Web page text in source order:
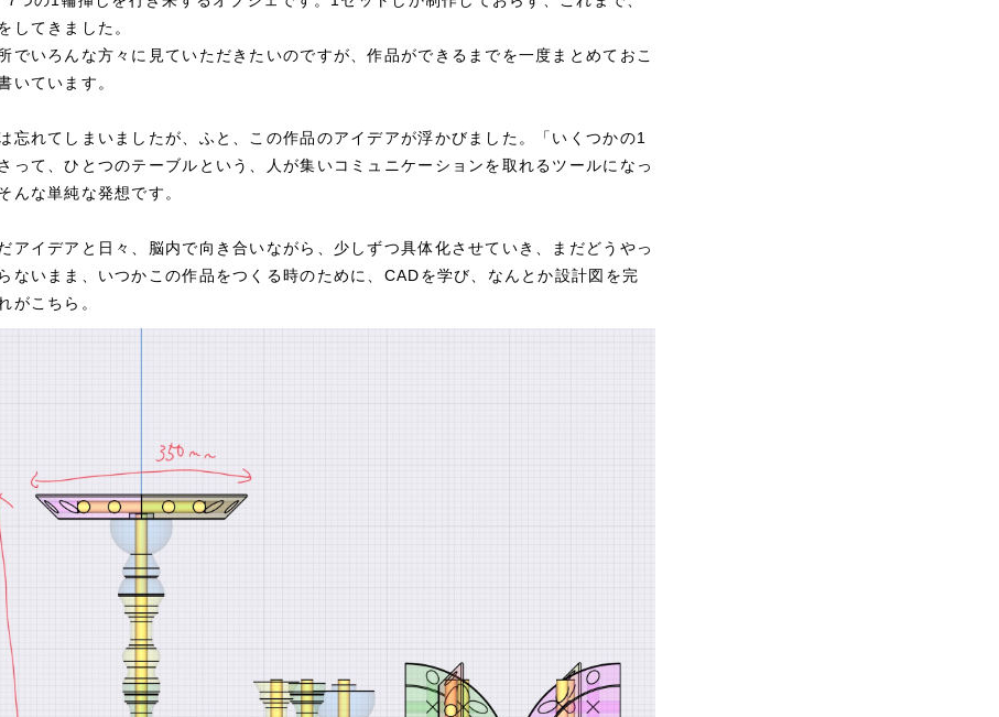
してきました。
でいろんな方々に見ていただきたいのですが、作品ができるまでを一度まとめておこ
いています。
忘れてしまいましたが、ふと、この作品のアイデアが浮かびました。「いくつかの1
って、ひとつのテーブルという、人が集いコミュニケーションを取れるツールになっ
んな単純な発想です。
アイデアと日々、脳内で向き合いながら、少しずつ具体化させていき、まだどうやっ
ないまま、いつかこの作品をつくる時のために、CADを学び、なんとか設計図を完
がこちら。